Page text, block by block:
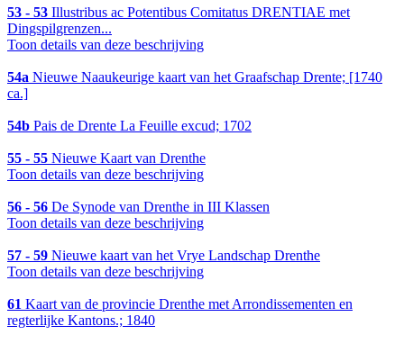
53 - 53 Illustribus ac Potentibus Comitatus DRENTIAE met
Dingspilgrenzen...
Toon details van deze beschrijving
54a Nieuwe Naaukeurige kaart van het Graafschap Drente; [1740
ca.]
54b Pais de Drente La Feuille excud; 1702
55 - 55 Nieuwe Kaart van Drenthe
Toon details van deze beschrijving
56 - 56 De Synode van Drenthe in III Klassen
Toon details van deze beschrijving
57 - 59 Nieuwe kaart van het Vrye Landschap Drenthe
Toon details van deze beschrijving
61 Kaart van de provincie Drenthe met Arrondissementen en
regterlijke Kantons.; 1840